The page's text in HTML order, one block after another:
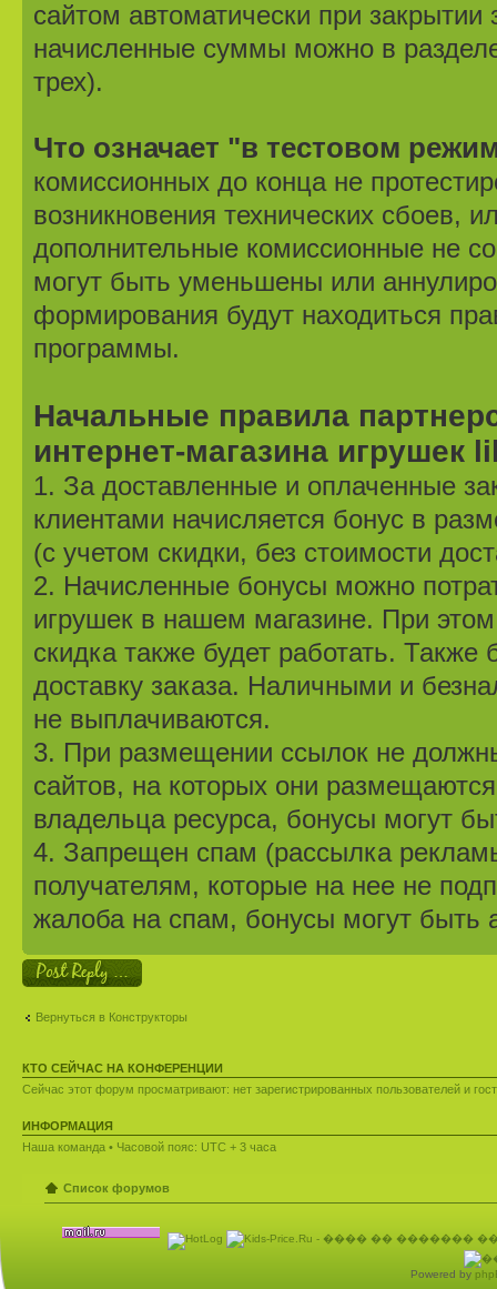
сайтом автоматически при закрытии
начисленные суммы можно в
трех).
Что означает "в тестовом
комиссионных до конца не
возникновения технических сбоев,
дополнительные комиссионные не
могут быть уменьшены или
формирования будут находиться
программы.
Начальные правила
интернет-магазина игрушек
1. За доставленные и оплаченные
клиентами начисляется бонус в
(с учетом скидки, без стоимости
2. Начисленные бонусы можно
игрушек в нашем магазине. При
скидка также будет работать.
доставку заказа. Наличными и
не выплачиваются.
3. При размещении ссылок не
сайтов, на которых они
владельца ресурса, бонусы могут
4. Запрещен спам (рассылка
получателям, которые на нее не
жалоба на спам, бонусы могут быть
Ответить
Вернуться в Конструкторы
КТО СЕЙЧАС НА КОНФЕРЕНЦИИ
Сейчас этот форум просматривают: нет зарегистрированных пользователей и
ИНФОРМАЦИЯ
Наша команда • Часовой пояс: UTC + 3 часа
Список форумов
Powered by